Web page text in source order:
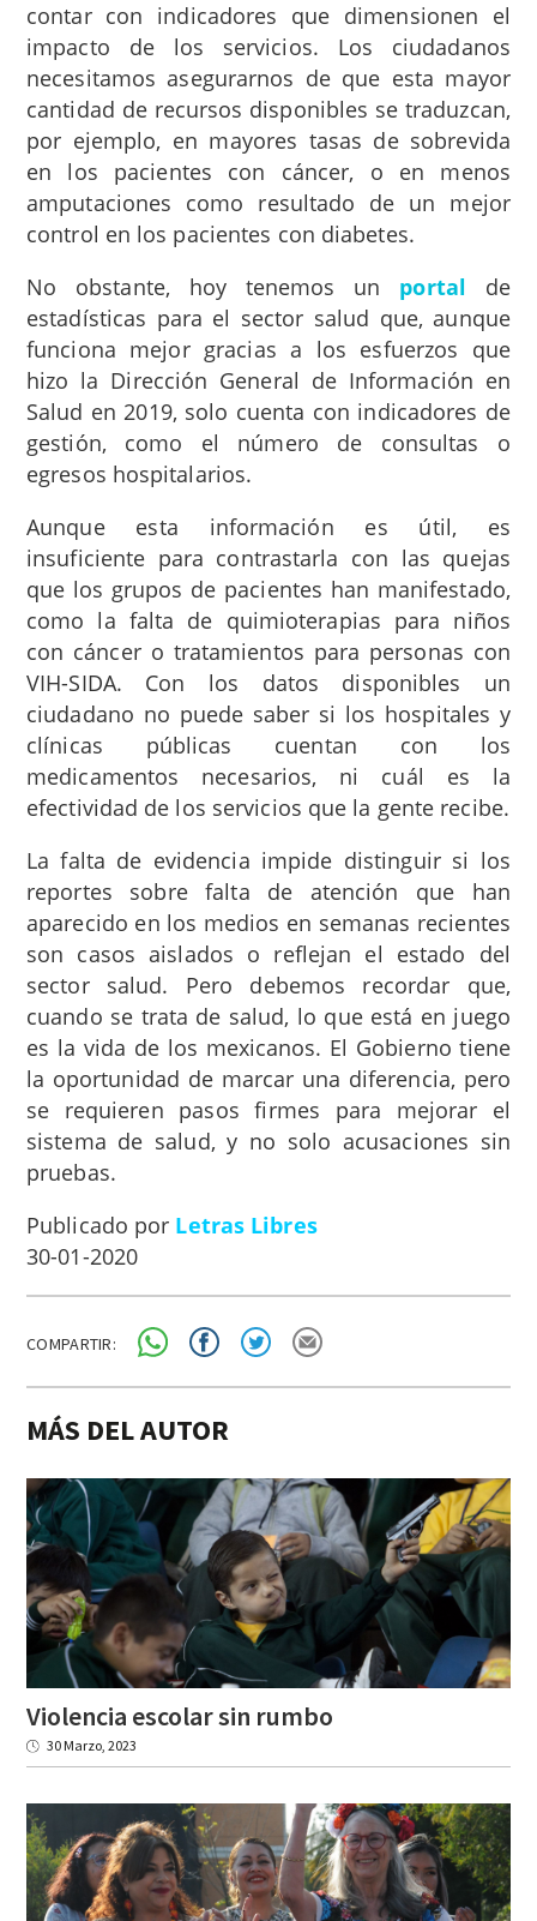
contar con indicadores que dimensionen el
impacto de los servicios. Los ciudadanos
necesitamos asegurarnos de que esta mayor
cantidad de recursos disponibles se traduzcan,
por ejemplo, en mayores tasas de sobrevida
en los pacientes con cáncer, o en menos
amputaciones como resultado de un mejor
control en los pacientes con diabetes.
No obstante, hoy tenemos un portal de
estadísticas para el sector salud que, aunque
funciona mejor gracias a los esfuerzos que
hizo la Dirección General de Información en
Salud en 2019, solo cuenta con indicadores de
gestión, como el número de consultas o
egresos hospitalarios.
Aunque esta información es útil, es
insuficiente para contrastarla con las quejas
que los grupos de pacientes han manifestado,
como la falta de quimioterapias para niños
con cáncer o tratamientos para personas con
VIH-SIDA. Con los datos disponibles un
ciudadano no puede saber si los hospitales y
clínicas públicas cuentan con los
medicamentos necesarios, ni cuál es la
efectividad de los servicios que la gente recibe.
La falta de evidencia impide distinguir si los
reportes sobre falta de atención que han
aparecido en los medios en semanas recientes
son casos aislados o reflejan el estado del
sector salud. Pero debemos recordar que,
cuando se trata de salud, lo que está en juego
es la vida de los mexicanos. El Gobierno tiene
la oportunidad de marcar una diferencia, pero
se requieren pasos firmes para mejorar el
sistema de salud, y no solo acusaciones sin
pruebas.
Publicado por Letras Libres
30-01-2020
COMPARTIR:
MÁS DEL AUTOR
Violencia escolarsin rumbo
30 Marzo, 2023